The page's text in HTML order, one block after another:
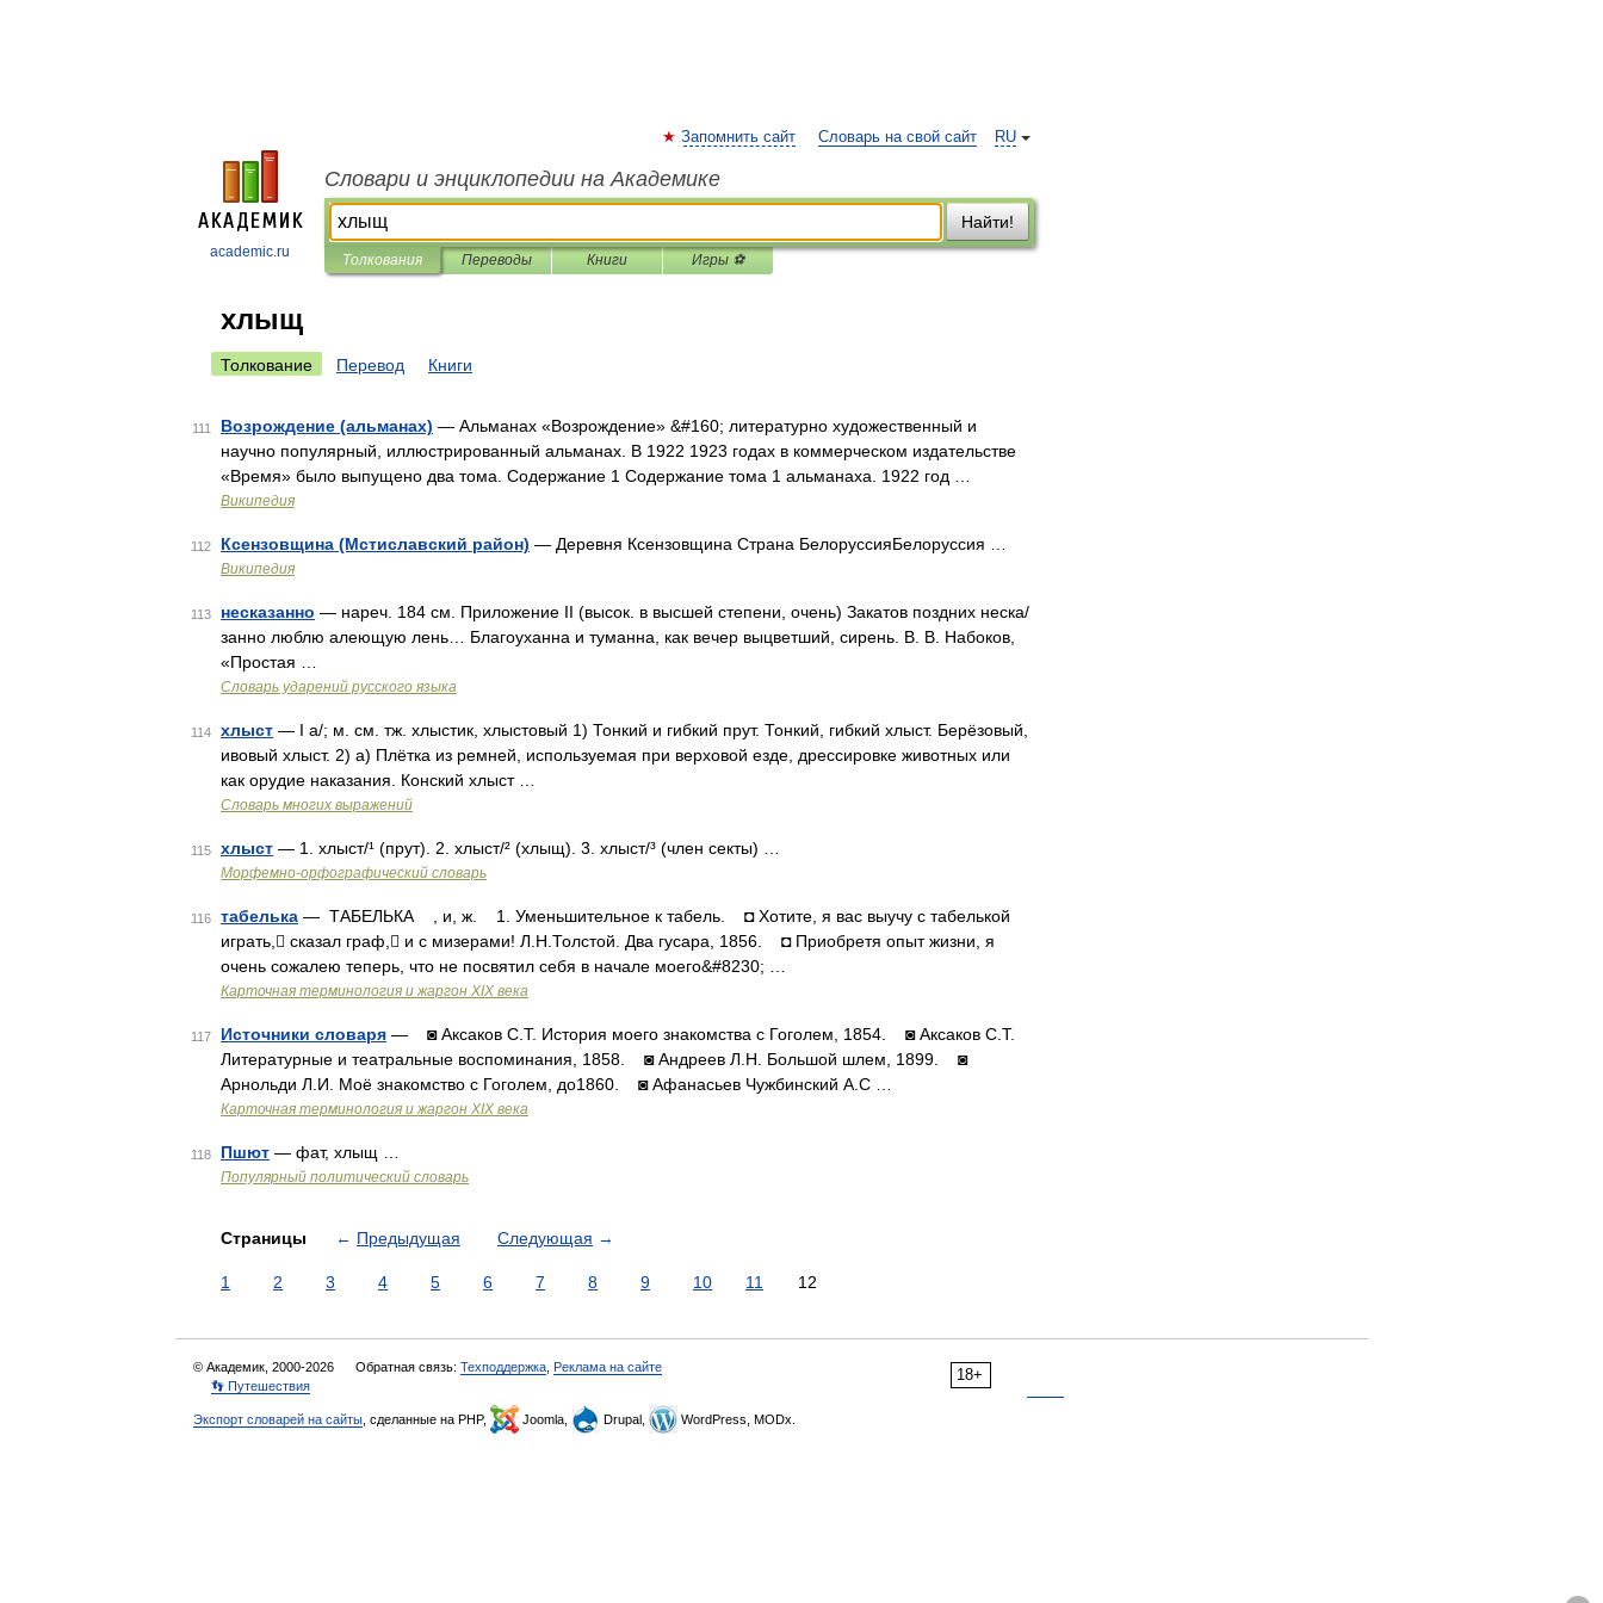
academic.ru
RU
Запомнить сайт Словарь на свой сайт
Словари и энциклопедии на Академике
Найти!
Толкования Переводы Книги Игры ⚽
хлыщ
Толкование Перевод Книги
111 Возрождение (альманах) — Альманах «Возрождение» &#160; литературно художественный и
научно популярный, иллюстрированный альманах. В 1922 1923 годах в коммерческом издательстве
«Время» было выпущено два тома. Содержание 1 Содержание тома 1 альманаха. 1922 год …
Википедия
112 Ксензовщина (Мстиславский район) — Деревня Ксензовщина Страна БелоруссияБелоруссия …
Википедия
113 несказанно — нареч. 184 см. Приложение II (высок. в высшей степени, очень) Закатов поздних неска/
занно люблю алеющую лень… Благоуханна и туманна, как вечер выцветший, сирень. В. В. Набоков,
«Простая …
Словарь ударений русского языка
114 хлыст — I а/; м. см. тж. хлыстик, хлыстовый 1) Тонкий и гибкий прут. Тонкий, гибкий хлыст. Берёзовый,
ивовый хлыст. 2) а) Плётка из ремней, используемая при верховой езде, дрессировке животных или
как орудие наказания. Конский хлыст …
Словарь многих выражений
115 хлыст — 1. хлыст/¹ (прут). 2. хлыст/² (хлыщ). 3. хлыст/³ (член секты) …
Морфемно-орфографический словарь
116 табелька — ТАБЕЛЬКА , и, ж. 1. Уменьшительное к табель. ◘ Хотите, я вас выучу с табелькой
играть, сказал граф, и с мизерами! Л.Н.Толстой. Два гусара, 1856. ◘ Приобретя опыт жизни, я
очень сожалею теперь, что не посвятил себя в начале моего&#8230; …
Карточная терминология и жаргон XIX века
117 Источники словаря — ◙ Аксаков С.Т. История моего знакомства с Гоголем, 1854. ◙ Аксаков С.Т.
Литературные и театральные воспоминания, 1858. ◙ Андреев Л.Н. Большой шлем, 1899. ◙
Арнольди Л.И. Моё знакомство с Гоголем, до1860. ◙ Афанасьев Чужбинский А.С …
Карточная терминология и жаргон XIX века
118 Пшют — фат, хлыщ …
Популярный политический словарь
Страницы ← Предыдущая Следующая →
1 2 3 4 5 6 7 8 9 10 11 12
18+
© Академик, 2000-2026 Обратная связь: Техподдержка Реклама на сайте
👣 Путешествия
Экспорт словарей на сайты , сделанные на PHP, Joomla, Drupal, WordPress, MODx.